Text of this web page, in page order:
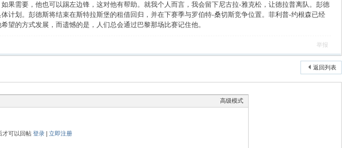
果需要，他也可以踢左边锋，这对他有帮助。就我个人而言，我会留下尼古拉-雅克松，让德拉普离队。彭德
计划。彭德斯将结束在斯特拉斯堡的租借回归，并在下赛季与罗伯特-桑切斯竞争位置。菲利普-约根森已经
望的方式发展，而遗憾的是，人们总会通过巴黎那场比赛记住他。
举报
返回列表
高级模式
才可以回帖登录 |立即注册